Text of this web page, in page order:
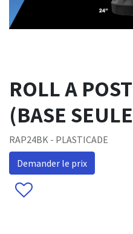
ROLL A
(BASE
RAP24BK - PLASTICADE
Demander le prix